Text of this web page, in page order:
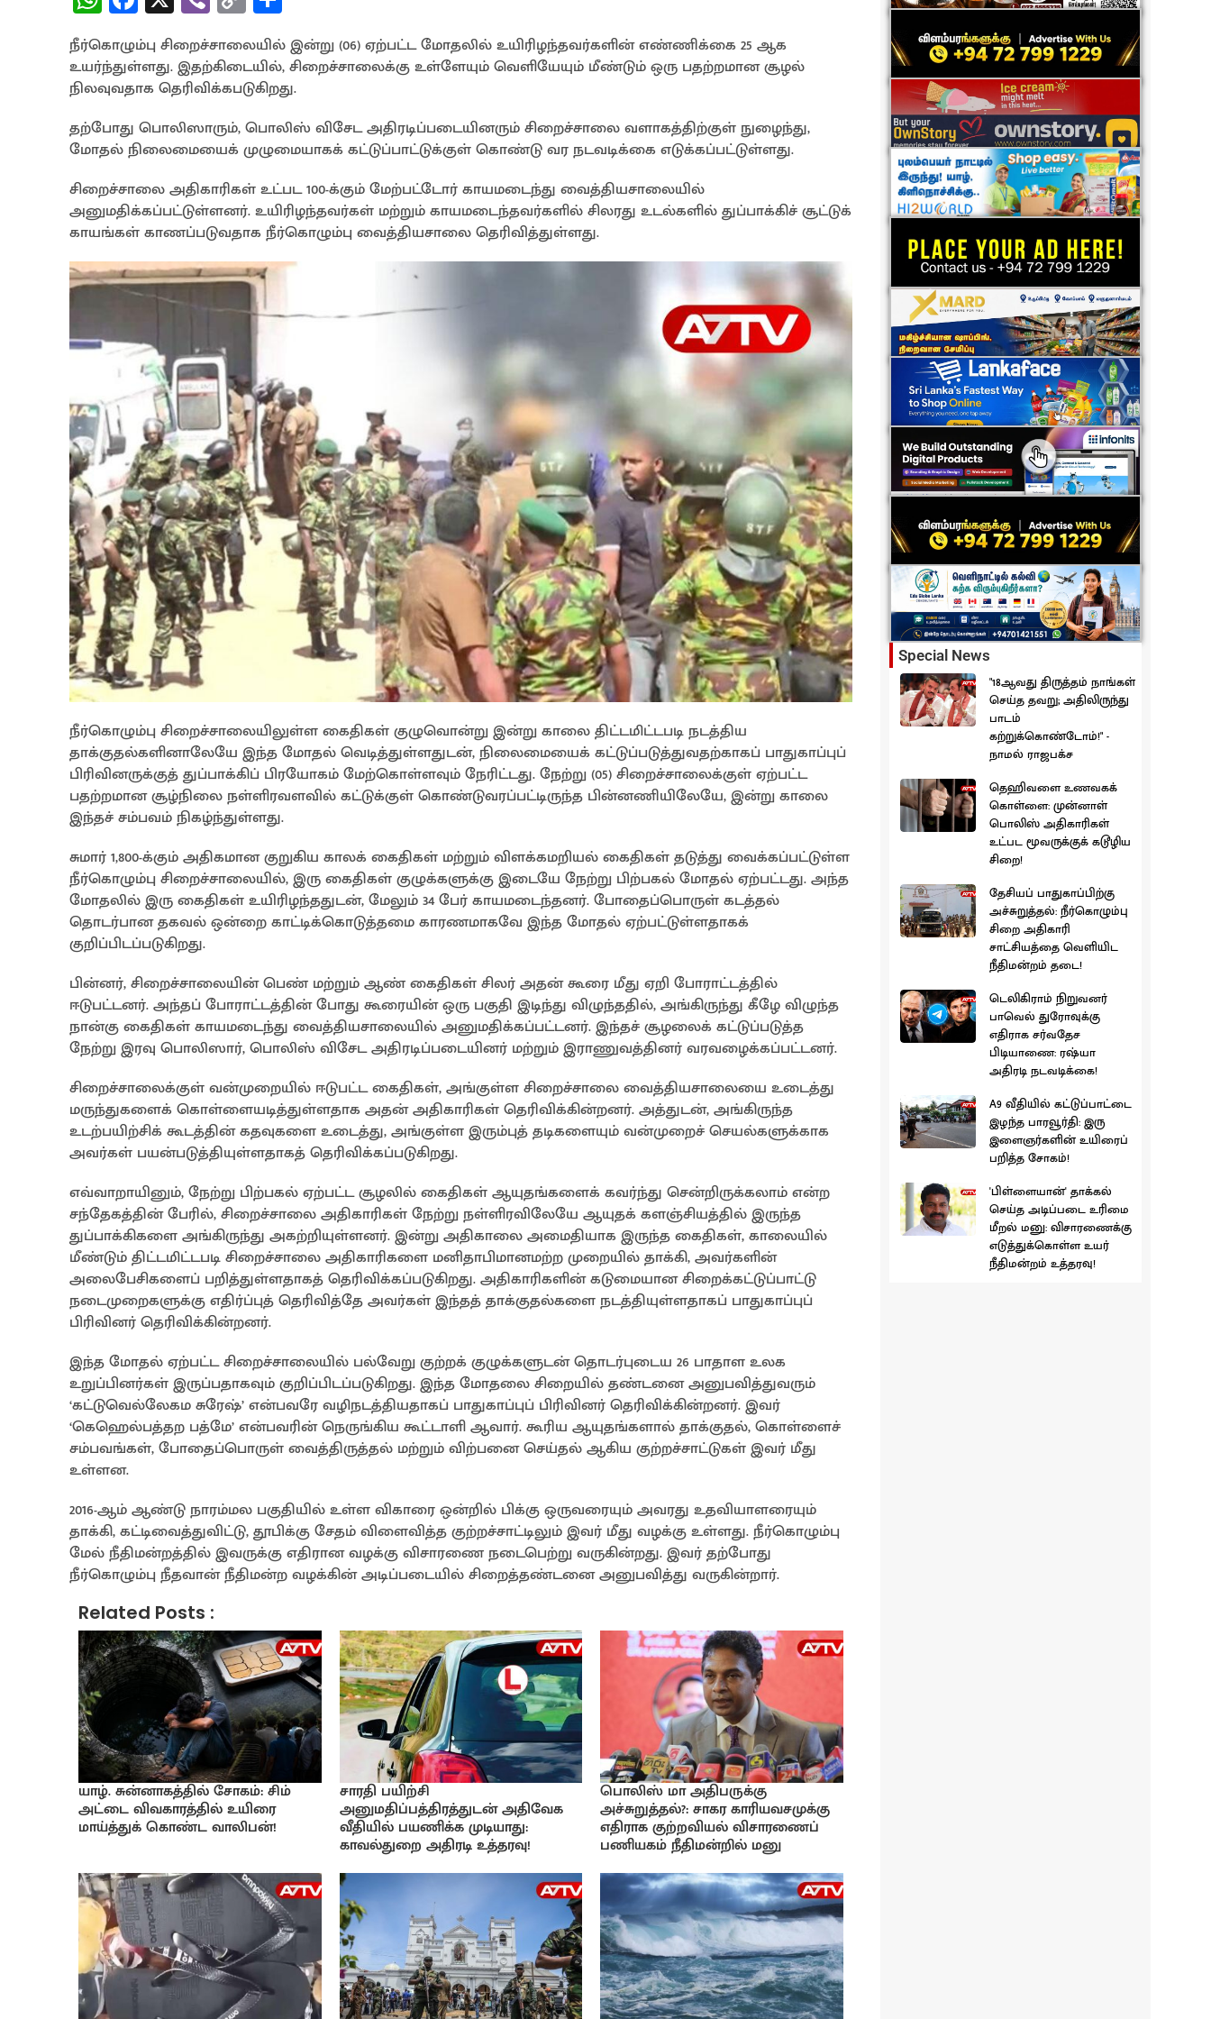
h
at
sA
p
p
ce
b
o
o
k
b
er
o
py
Li
n
k
h
ar
e
நீர்கொழும்பு சிறைச்சாலையில் இன்று (06) ஏற்பட்ட மோதலில் உயிரிழந்தவர்களின் எண்ணிக்கை 25 ஆக
உயர்ந்துள்ளது. இதற்கிடையில், சிறைச்சாலைக்கு உள்ளேயும் வெளியேயும் மீண்டும் ஒரு பதற்றமான சூழல்
நிலவுவதாக தெரிவிக்கபடுகிறது.
தற்போது பொலிஸாரும், பொலிஸ் விசேட அதிரடிப்படையினரும் சிறைச்சாலை வளாகத்திற்குள் நுழைந்து,
மோதல் நிலைமையைக் முழுமையாகக் கட்டுப்பாட்டுக்குள் கொண்டு வர நடவடிக்கை எடுக்கப்பட்டுள்ளது.
சிறைச்சாலை அதிகாரிகள் உட்பட 100-க்கும் மேற்பட்டோர் காயமடைந்து வைத்தியசாலையில்
அனுமதிக்கப்பட்டுள்ளனர். உயிரிழந்தவர்கள் மற்றும் காயமடைந்தவர்களில் சிலரது உடல்களில் துப்பாக்கிச் சூட்டுக்
காயங்கள் காணப்படுவதாக நீர்கொழும்பு வைத்தியசாலை தெரிவித்துள்ளது.
நீர்கொழும்பு சிறைச்சாலையிலுள்ள கைதிகள் குழுவொன்று இன்று காலை திட்டமிட்டபடி நடத்திய
தாக்குதல்களினாலேயே இந்த மோதல் வெடித்துள்ளதுடன், நிலைமையைக் கட்டுப்படுத்துவதற்காகப் பாதுகாப்புப்
பிரிவினருக்குத் துப்பாக்கிப் பிரயோகம் மேற்கொள்ளவும் நேரிட்டது. நேற்று (05) சிறைச்சாலைக்குள் ஏற்பட்ட
பதற்றமான சூழ்நிலை நள்ளிரவளவில் கட்டுக்குள் கொண்டுவரப்பட்டிருந்த பின்னணியிலேயே, இன்று காலை
இந்தச் சம்பவம் நிகழ்ந்துள்ளது.
சுமார் 1,800-க்கும் அதிகமான குறுகிய காலக் கைதிகள் மற்றும் விளக்கமறியல் கைதிகள் தடுத்து வைக்கப்பட்டுள்ள
நீர்கொழும்பு சிறைச்சாலையில், இரு கைதிகள் குழுக்களுக்கு இடையே நேற்று பிற்பகல் மோதல் ஏற்பட்டது. அந்த
மோதலில் இரு கைதிகள் உயிரிழந்ததுடன், மேலும் 34 பேர் காயமடைந்தனர். போதைப்பொருள் கடத்தல்
தொடர்பான தகவல் ஒன்றை காட்டிக்கொடுத்தமை காரணமாகவே இந்த மோதல் ஏற்பட்டுள்ளதாகக்
குறிப்பிடப்படுகிறது.
பின்னர், சிறைச்சாலையின் பெண் மற்றும் ஆண் கைதிகள் சிலர் அதன் கூரை மீது ஏறி போராட்டத்தில்
ஈடுபட்டனர். அந்தப் போராட்டத்தின் போது கூரையின் ஒரு பகுதி இடிந்து விழுந்ததில், அங்கிருந்து கீழே விழுந்த
நான்கு கைதிகள் காயமடைந்து வைத்தியசாலையில் அனுமதிக்கப்பட்டனர். இந்தச் சூழலைக் கட்டுப்படுத்த
நேற்று இரவு பொலிஸார், பொலிஸ் விசேட அதிரடிப்படையினர் மற்றும் இராணுவத்தினர் வரவழைக்கப்பட்டனர்.
சிறைச்சாலைக்குள் வன்முறையில் ஈடுபட்ட கைதிகள், அங்குள்ள சிறைச்சாலை வைத்தியசாலையை உடைத்து
மருந்துகளைக் கொள்ளையடித்துள்ளதாக அதன் அதிகாரிகள் தெரிவிக்கின்றனர். அத்துடன், அங்கிருந்த
உடற்பயிற்சிக் கூடத்தின் கதவுகளை உடைத்து, அங்குள்ள இரும்புத் தடிகளையும் வன்முறைச் செயல்களுக்காக
அவர்கள் பயன்படுத்தியுள்ளதாகத் தெரிவிக்கப்படுகிறது.
எவ்வாறாயினும், நேற்று பிற்பகல் ஏற்பட்ட சூழலில் கைதிகள் ஆயுதங்களைக் கவர்ந்து சென்றிருக்கலாம் என்ற
சந்தேகத்தின் பேரில், சிறைச்சாலை அதிகாரிகள் நேற்று நள்ளிரவிலேயே ஆயுதக் களஞ்சியத்தில் இருந்த
துப்பாக்கிகளை அங்கிருந்து அகற்றியுள்ளனர். இன்று அதிகாலை அமைதியாக இருந்த கைதிகள், காலையில்
மீண்டும் திட்டமிட்டபடி சிறைச்சாலை அதிகாரிகளை மனிதாபிமானமற்ற முறையில் தாக்கி, அவர்களின்
அலைபேசிகளைப் பறித்துள்ளதாகத் தெரிவிக்கப்படுகிறது. அதிகாரிகளின் கடுமையான சிறைக்கட்டுப்பாட்டு
நடைமுறைகளுக்கு எதிர்ப்புத் தெரிவித்தே அவர்கள் இந்தத் தாக்குதல்களை நடத்தியுள்ளதாகப் பாதுகாப்புப்
பிரிவினர் தெரிவிக்கின்றனர்.
இந்த மோதல் ஏற்பட்ட சிறைச்சாலையில் பல்வேறு குற்றக் குழுக்களுடன் தொடர்புடைய 26 பாதாள உலக
உறுப்பினர்கள் இருப்பதாகவும் குறிப்பிடப்படுகிறது. இந்த மோதலை சிறையில் தண்டனை அனுபவித்துவரும்
‘கட்டுவெல்லேகம சுரேஷ்’ என்பவரே வழிநடத்தியதாகப் பாதுகாப்புப் பிரிவினர் தெரிவிக்கின்றனர். இவர்
‘கெஹெல்பத்தற பத்மே’ என்பவரின் நெருங்கிய கூட்டாளி ஆவார். கூரிய ஆயுதங்களால் தாக்குதல், கொள்ளைச்
சம்பவங்கள், போதைப்பொருள் வைத்திருத்தல் மற்றும் விற்பனை செய்தல் ஆகிய குற்றச்சாட்டுகள் இவர் மீது
உள்ளன.
2016-ஆம் ஆண்டு நாரம்மல பகுதியில் உள்ள விகாரை ஒன்றில் பிக்கு ஒருவரையும் அவரது உதவியாளரையும்
தாக்கி, கட்டிவைத்துவிட்டு, தூபிக்கு சேதம் விளைவித்த குற்றச்சாட்டிலும் இவர் மீது வழக்கு உள்ளது. நீர்கொழும்பு
மேல் நீதிமன்றத்தில் இவருக்கு எதிரான வழக்கு விசாரணை நடைபெற்று வருகின்றது. இவர் தற்போது
நீர்கொழும்பு நீதவான் நீதிமன்ற வழக்கின் அடிப்படையில் சிறைத்தண்டனை அனுபவித்து வருகின்றார்.
Related Posts :
யாழ். சுன்னாகத்தில் சோகம்: சிம்
அட்டை விவகாரத்தில் உயிரை
மாய்த்துக் கொண்ட வாலிபன்!
சாரதி பயிற்சி
அனுமதிப்பத்திரத்துடன் அதிவேக
வீதியில் பயணிக்க முடியாது:
காவல்துறை அதிரடி உத்தரவு!
பொலிஸ் மா அதிபருக்கு
அச்சுறுத்தல்?: சாகர காரியவசமுக்கு
எதிராக குற்றவியல் விசாரணைப்
பணியகம் நீதிமன்றில் மனு
Special News
"18ஆவது திருத்தம் நாங்கள்
செய்த தவறு; அதிலிருந்து
பாடம்
கற்றுக்கொண்டோம்!" -
நாமல் ராஜபக்ச
தெஹிவளை உணவகக்
கொள்ளை: முன்னாள்
பொலிஸ் அதிகாரிகள்
உட்பட மூவருக்குக் கடூழிய
சிறை!
தேசியப் பாதுகாப்பிற்கு
அச்சுறுத்தல்: நீர்கொழும்பு
சிறை அதிகாரி
சாட்சியத்தை வெளியிட
நீதிமன்றம் தடை!
டெலிகிராம் நிறுவனர்
பாவெல் துரோவுக்கு
எதிராக சர்வதேச
பிடியாணை: ரஷ்யா
அதிரடி நடவடிக்கை!
A9 வீதியில் கட்டுப்பாட்டை
இழந்த பாரவூர்தி: இரு
இளைஞர்களின் உயிரைப்
பறித்த சோகம்!
'பிள்ளையான்' தாக்கல்
செய்த அடிப்படை உரிமை
மீறல் மனு: விசாரணைக்கு
எடுத்துக்கொள்ள உயர்
நீதிமன்றம் உத்தரவு!